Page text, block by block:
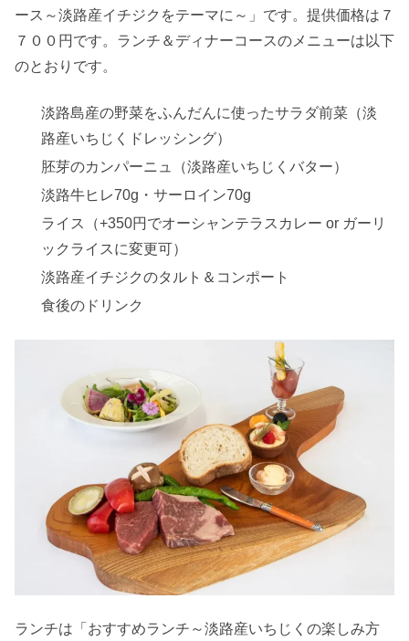
ース～淡路産イチジクをテーマに～」です。提供価格は７
７００円です。ランチ＆ディナーコースのメニューは以下
のとおりです。
淡路島産の野菜をふんだんに使ったサラダ前菜（淡
路産いちじくドレッシング）
胚芽のカンパーニュ（淡路産いちじくバター）
淡路牛ヒレ70g・サーロイン70g
ライス（+350円でオーシャンテラスカレー or ガーリ
ックライスに変更可）
淡路産イチジクのタルト＆コンポート
食後のドリンク
ランチは「おすすめランチ～淡路産いちじくの楽しみ方